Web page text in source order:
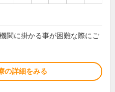
関に掛かる事が困難な際にご
の詳細をみる